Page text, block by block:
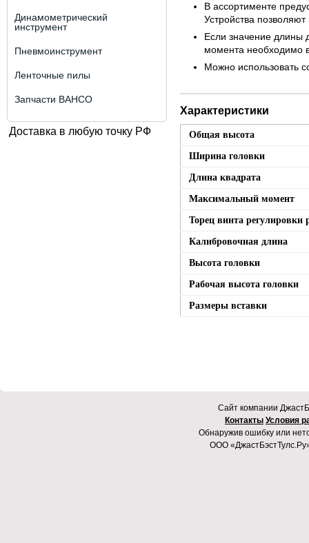
Динамометрический
инструмент
Пневмоинструмент
Ленточные пилы
Запчасти BAHCO
Доставка в любую точку РФ
В ассортименте
Устройства
Если значение длины
момента необходимо
Можно использовать
Характеристики
Общая высота
Ширина головки
Длина квадрата
Максимальный момент
Торец винта регулировки
Калибровочная длина
Высота головки
Рабочая высота головки
Размеры вставки
Cайт компании
Контакты Условия
Обнаружив ошибку или
ООО